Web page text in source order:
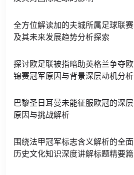
全方位解读加的夫城所属足球联赛
及其未来发展趋势分析探索
探讨欧足联被指暗助英格兰争夺欧
锦赛冠军原因与背景深层动机分析
巴黎圣日耳曼未能征服欧冠的深层
原因与挑战解析
围绕法甲冠军标志含义解析的全面
历史文化知识深度讲解标题精要篇